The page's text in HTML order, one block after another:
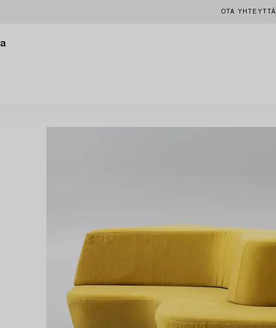
OTA YHTEYTTÄ